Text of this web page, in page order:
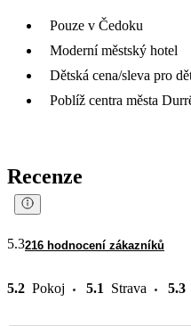
Pouze v Čedoku
Moderní městský hotel
Dětská cena/sleva pro
Poblíž centra města
Recenze
5.3216 hodnocení zákazníků
5.2 Pokoj 5.1 Strava 5.3